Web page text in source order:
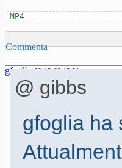
MP4
Commenta
gfoglia 29-12-09 13.31
@ gibbs
gfoglia ha